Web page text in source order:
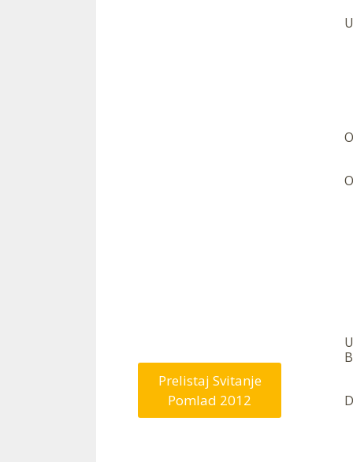
Prelistaj Svitanje
Pomlad 2012